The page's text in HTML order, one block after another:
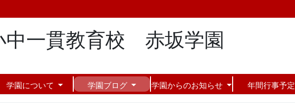
中一貫教育校 赤坂学園
学園について 学園ブログ 学園からのお知らせ 年間行事予定